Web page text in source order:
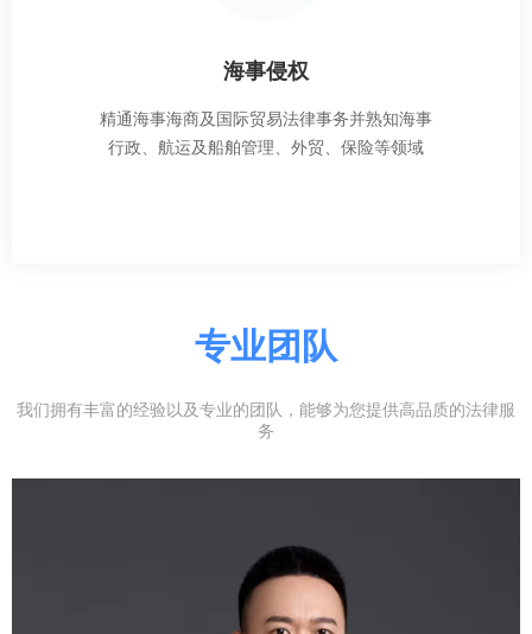
海事侵权
精通海事海商及国际贸易法律事务并熟知海事
行政、航运及船舶管理、外贸、保险等领域
专业团队
我们拥有丰富的经验以及专业的团队，能够为您提供高品质的法律服
务